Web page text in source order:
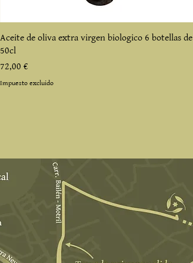
Aceite de oliva extra virgen biologico 6 botellas de
50cl
Precio
72,00 €
Impuesto excluido